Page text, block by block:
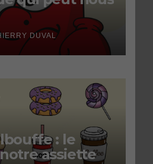
DUVAL
: le
assiette